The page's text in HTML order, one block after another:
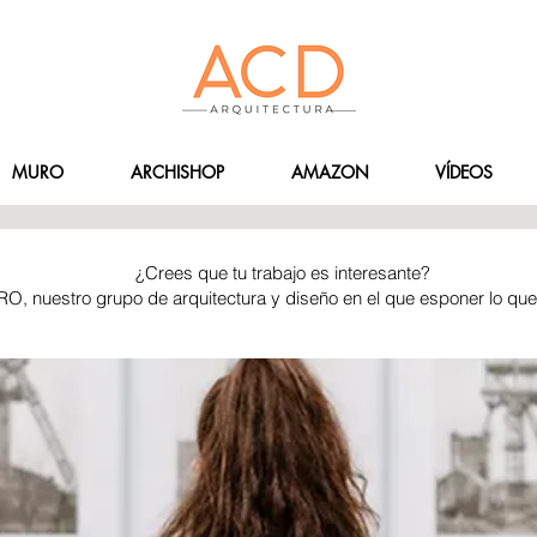
MURO ARCHISHOP AMAZON VÍDEOS
¿Crees que tu trabajo es interesante?
nuestro grupo de arquitectura y diseño en el que esponer lo